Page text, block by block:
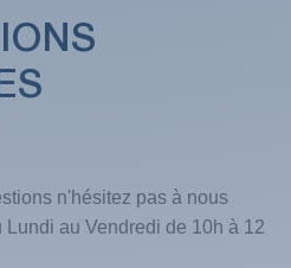
n'hésitez pas à nous
au Vendredi de 10h à 12